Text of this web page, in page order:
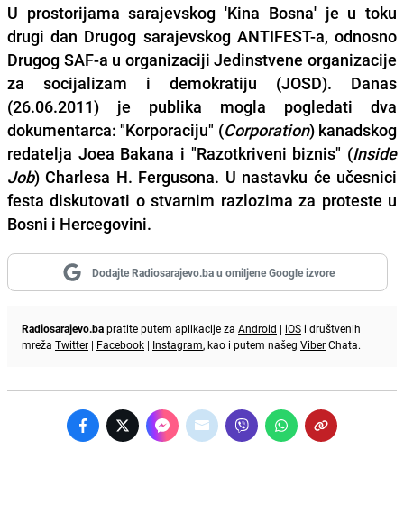
U prostorijama sarajevskog 'Kina Bosna' je u toku
drugi dan Drugog sarajevskog ANTIFEST-a, odnosno
Drugog SAF-a u organizaciji Jedinstvene organizacije
za socijalizam i demokratiju (JOSD). Danas
(26.06.2011) je publika mogla pogledati dva
dokumentarca: "Korporaciju" (Corporation) kanadskog
redatelja Joea Bakana i "Razotkriveni biznis" (Inside
Job) Charlesa H. Fergusona. U nastavku će učesnici
festa diskutovati o stvarnim razlozima za proteste u
Bosni i Hercegovini.
Dodajte Radiosarajevo.ba u omiljene Google izvore
Radiosarajevo.bapratite putem aplikacije za Android | iOS i društvenih
mreža Twitter | Facebook | Instagram, kao i putem našeg ViberChata.